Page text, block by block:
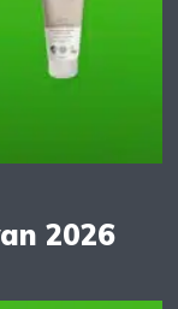
2026